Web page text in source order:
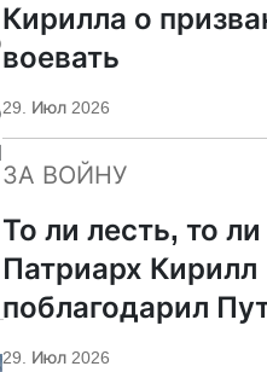
Кирилла о
воевать
29. Июл 2026
ЗА ВОЙНУ
То ли лесть, то
Патриарх Кирилл
поблагодарил
защиту
29. Июл 2026